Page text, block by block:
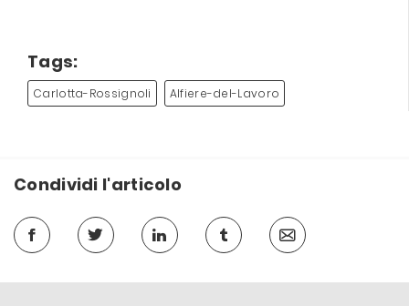
Tags:
Carlotta-Rossignoli Alfiere-del-Lavoro
Condividi l'articolo